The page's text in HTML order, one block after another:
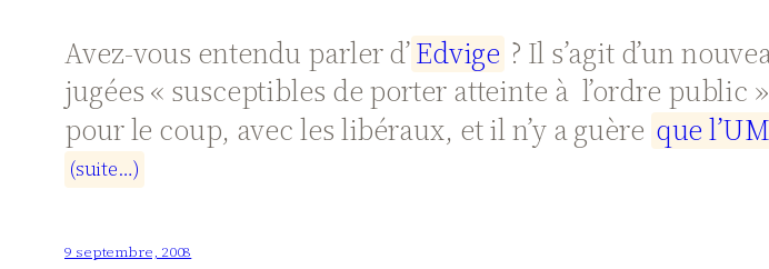
Avez-vous entendu parler d’Edvige ? Il s’agit d’un
jugées « susceptibles de porter atteinte à l’ordre public
pour le coup, avec les libéraux, et il n’y a guère quel’UM
(suite…)
9 septembre, 2008